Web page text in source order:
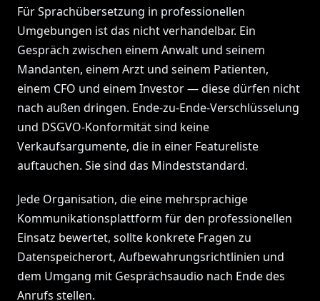
Für Sprachübersetzung in professionellen
Umgebungen ist das nicht verhandelbar. Ein
Gespräch zwischen einem Anwalt und seinem
Mandanten, einem Arzt und seinem Patienten,
einem CFO und einem Investor — diese dürfen nicht
nach außen dringen. Ende-zu-Ende-Verschlüsselung
und DSGVO-Konformität sind keine
Verkaufsargumente, die in einer Featureliste
auftauchen. Sie sind das Mindeststandard.
Jede Organisation, die eine mehrsprachige
Kommunikationsplattform für den professionellen
Einsatz bewertet, sollte konkrete Fragen zu
Datenspeicherort, Aufbewahrungsrichtlinien und
dem Umgang mit Gesprächsaudio nach Ende des
Anrufs stellen.